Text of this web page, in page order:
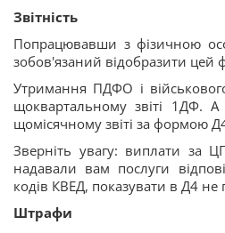
Звітність
Попрацювавши з фізичною
зобов'язаний відобразити цей
Утримання ПДФО і
щоквартальному звіті 1ДФ.
щомісячному звіті за формою
Зверніть увагу: виплати за
надавали вам послуги
кодів КВЕД, показувати в Д4 не
Штрафи